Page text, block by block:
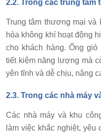
2.2. Trong các trung tâm
Trung tâm thương mại và
hòa không khí hoạt động
cho khách hàng. Ống
tiết kiệm năng lượng mà
yên tĩnh và dễ chịu, nâng
2.3. Trong các nhà máy
Các nhà máy và khu
làm việc khắc nghiệt, yêu